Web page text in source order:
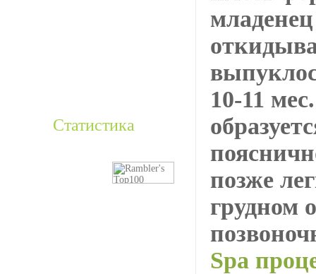
Статистика
10-11
позже
грудном
Spa